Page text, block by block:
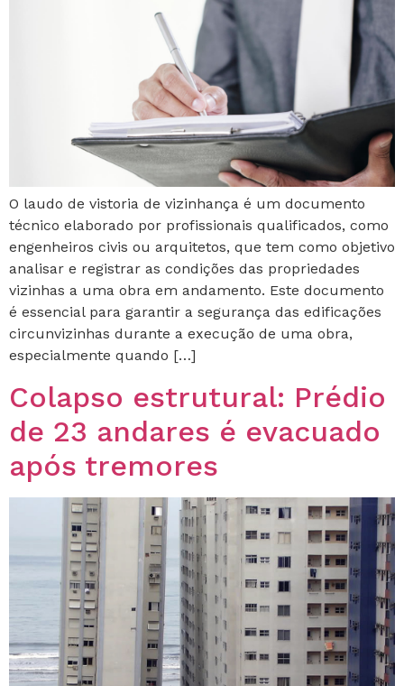
O laudo de vistoria de vizinhança é um documento
técnico elaborado por profissionais qualificados, como
engenheiros civis ou arquitetos, que tem como objetivo
analisar e registrar as condições das propriedades
vizinhas a uma obra em andamento. Este documento
é essencial para garantir a segurança das edificações
circunvizinhas durante a execução de uma obra,
especialmente quando […]
Colapso estrutural: Prédio
de 23 andares é evacuado
após tremores